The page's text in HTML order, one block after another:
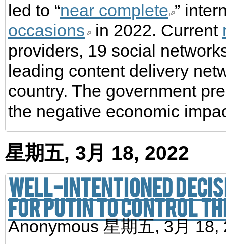
led to “near complete ”
occasions
in 2022. Current
providers, 19 social
leading content delivery
country. The government
the negative economic
星期五, 3月 18, 2022
Well-intentioned
for Putin to control
Anonymous星期五, 3月 18,